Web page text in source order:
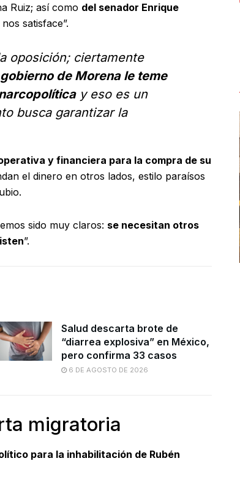
Ruiz; así como del senador Enrique
satisface”.
oposición; ciertamente
de Morena le teme
y eso es un
busca garantizar la
y financiera para la compra de su
el dinero en otros lados, estilo paraísos
sido muy claros: se necesitan otros
”.
Salud descarta brote de
“diarrea explosiva” en México,
pero confirma 33 casos
6 DE AGOSTO DE 2026
migratoria
para la inhabilitación de Rubén